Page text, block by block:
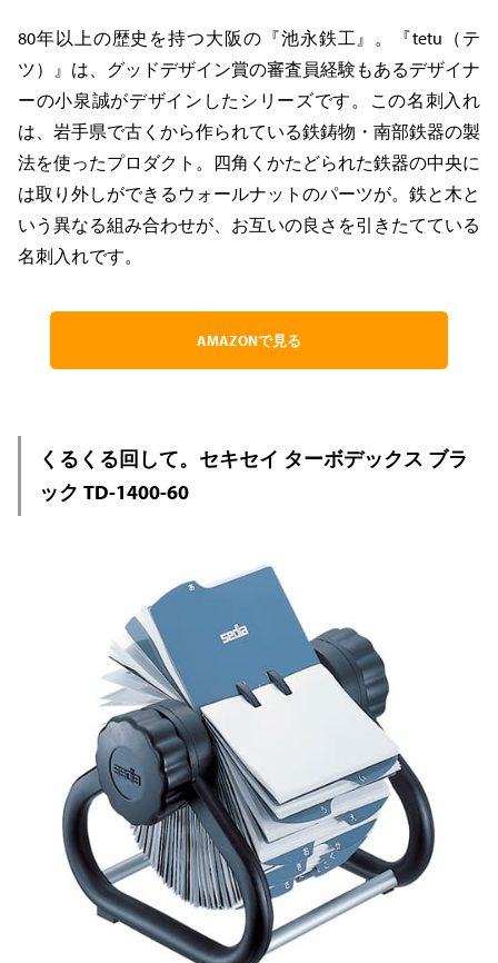
80年以上の歴史を持つ大阪の『池永鉄工』。『tetu（テ
ツ）』は、グッドデザイン賞の審査員経験もあるデザイナ
ーの小泉誠がデザインしたシリーズです。この名刺入れ
は、岩手県で古くから作られている鉄鋳物・南部鉄器の製
法を使ったプロダクト。四角くかたどられた鉄器の中央に
は取り外しができるウォールナットのパーツが。鉄と木と
いう異なる組み合わせが、お互いの良さを引きたてている
名刺入れです。
AMAZONで見る
くるくる回して。セキセイ ターボデックス ブラ
ック TD-1400-60